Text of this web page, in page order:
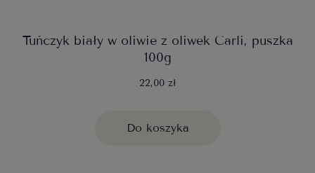
Tuńczyk biały w oliwie z oliwek Carli, puszka
100g
22,00 zł
Do koszyka